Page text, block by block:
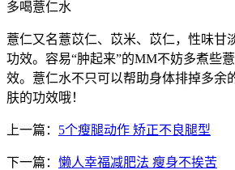
多喝薏仁水
薏仁又名薏苡仁、苡米、苡仁，性味甘
功效。容易“肿起来”的MM不妨多煮些
效。薏仁水不只可以帮助身体排掉多余
肤的功效哦！
上一篇： 5个瘦腿动作 矫正不良腿型
下一篇： 懒人幸福减肥法 瘦身不挨苦